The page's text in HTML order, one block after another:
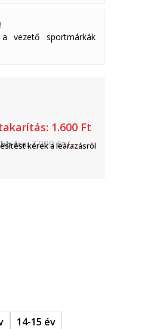
vezető sportmárkák
ára: 7.999 Ft (-
1.600 Ft
kérek a leárazásról
14-15 év